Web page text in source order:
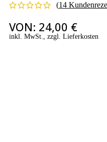
(14
VON: 24,00 €
inkl. MwSt., zzgl. Lieferkosten